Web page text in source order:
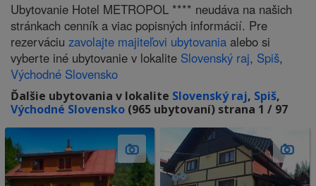
Ubytovanie Hotel METROPOL **** neudáva na našich
stránkach cenník a viac popisných informácií. Pre
rezerváciu zavolajte majiteľovi ubytovania alebo si
vyberte iné ubytovanie v lokalite Slovenský raj, Spiš,
Východné Slovensko
Ďalšie ubytovania v lokalite Slovenský raj, Spiš,
Východné Slovensko (965 ubytovaní) strana 1 / 97